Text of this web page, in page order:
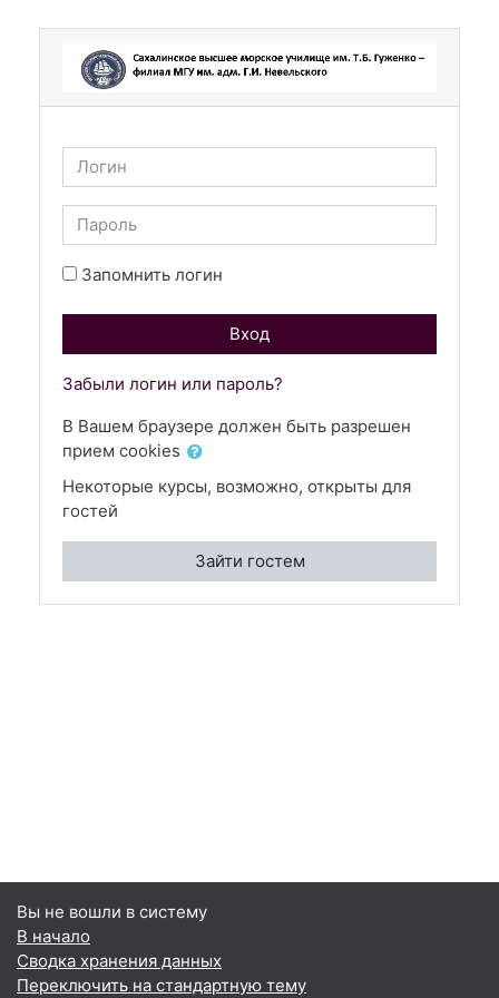
Логин
Пароль
Запомнить логин
Вход
Забыли логин или пароль?
В Вашем браузере должен быть разрешен
прием cookies
Некоторые курсы, возможно, открыты для
гостей
Зайти гостем
Вы не вошли в систему
В начало
Сводка хранения данных
Переключить на стандартную тему